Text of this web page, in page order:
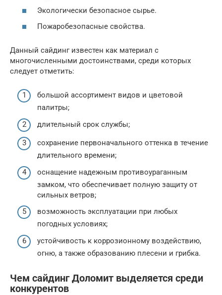
Экологически безопасное сырье.
Пожаробезопасные свойства.
Данный сайдинг известен как материал с
многочисленными достоинствами, среди которых
следует отметить:
большой ассортимент видов и цветовой
палитры;
длительный срок службы;
сохранение первоначального оттенка в течение
длительного времени;
оснащение надежным противоураганным
замком, что обеспечивает полную защиту от
сильных ветров;
возможность эксплуатации при любых
погодных условиях;
устойчивость к коррозионному воздействию,
огню, а также образованию плесени и грибка.
Чем сайдинг Доломит выделяется среди
конкурентов